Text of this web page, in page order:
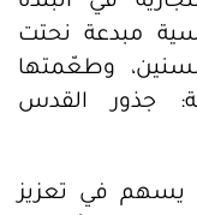
مبدعة نحتت
وطعّمتها
جذور القدس
يسهم في تعزيز